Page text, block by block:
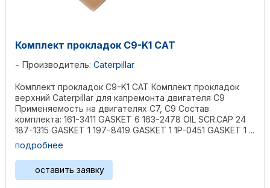
Комплект прокладок C9-K1 CAT
Производитель: Caterpillar
Комплект прокладок C9-K1 CAT Комплект прокладок
верхний Caterpillar для капремонта двигателя C9
Применяемость на двигателях C7, C9 Состав
комплекта: 161-3411 GASKET 6 163-2478 OIL SCR.CAP 24
187-1315 GASKET 1 197-8419 GASKET 1 1P-0451 GASKET 1 ...
подробнее
оставить заявку